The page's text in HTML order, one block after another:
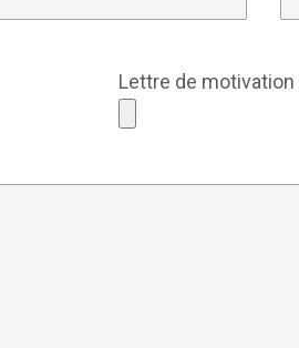
Lettre de motivation